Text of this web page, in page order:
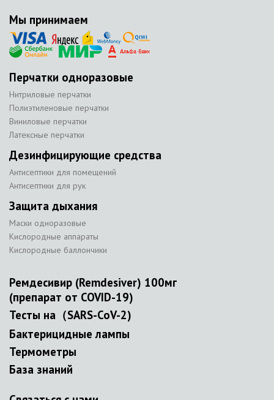
Мы принимаем
Перчатки одноразовые
Нитриловые перчатки
Полиэтиленовые перчатки
Виниловые перчатки
Латексные перчатки
Дезинфицирующие средства
Антисептики для помещений
Антисептики для рук
Защита дыхания
Маски одноразовые
Кислородные аппараты
Кислородные баллончики
Ремдесивир (Remdesiver) 100мг
(препарат от COVID-19)
Тесты на（SARS-CoV-2)
Бактерицидные лампы
Термометры
База знаний